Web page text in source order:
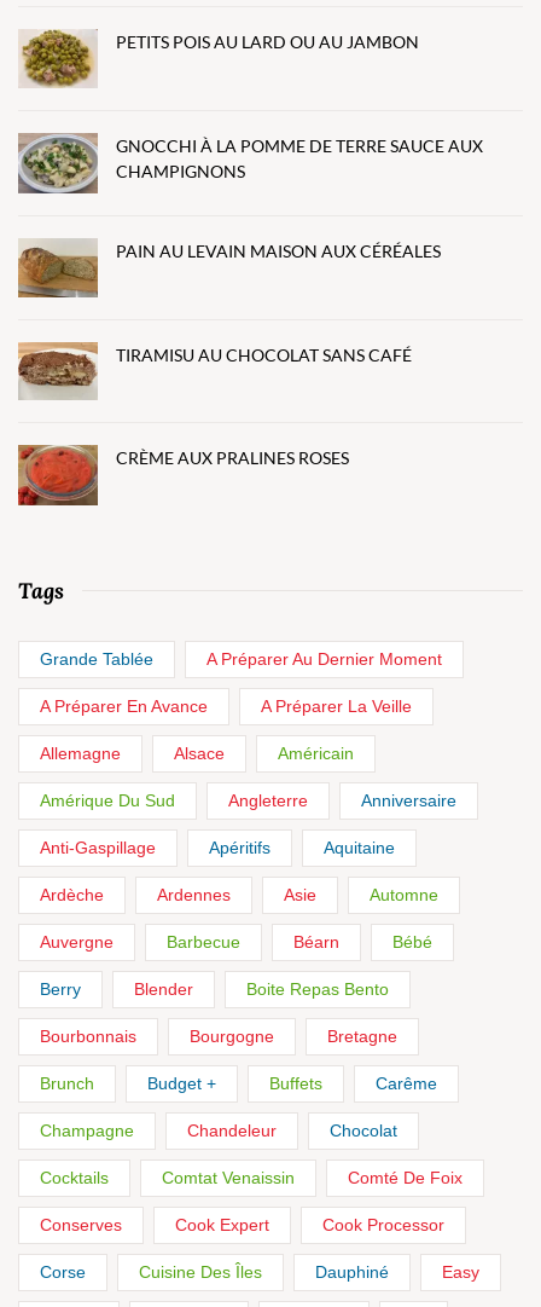
PETITS POIS AU LARD OU AU JAMBON
GNOCCHI À LA POMME DE TERRE SAUCE AUX
CHAMPIGNONS
PAIN AU LEVAIN MAISON AUX CÉRÉALES
TIRAMISU AU CHOCOLAT SANS CAFÉ
CRÈME AUX PRALINES ROSES
Tags
Grande Tablée A Préparer Au Dernier Moment
A Préparer En Avance A Préparer La Veille
Allemagne Alsace Américain
Amérique Du Sud Angleterre Anniversaire
Anti-Gaspillage Apéritifs Aquitaine
Ardèche Ardennes Asie Automne
Auvergne Barbecue Béarn Bébé
Berry Blender Boite Repas Bento
Bourbonnais Bourgogne Bretagne
Brunch Budget + Buffets Carême
Champagne Chandeleur Chocolat
Cocktails Comtat Venaissin Comté De Foix
Conserves Cook Expert Cook Processor
Corse Cuisine Des Îles Dauphiné Easy